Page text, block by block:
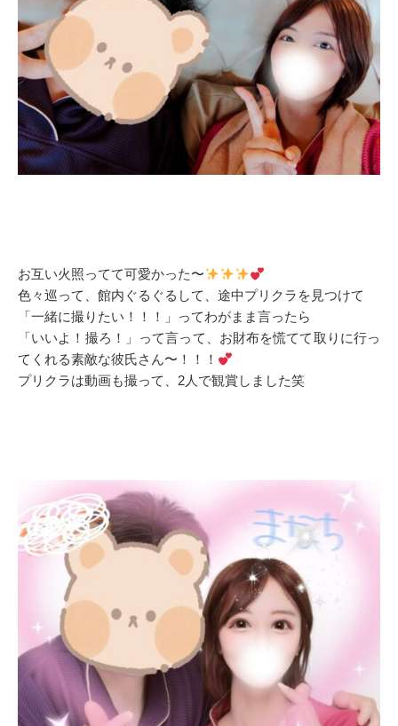
お互い火照ってて可愛かった〜
色々巡って、館内ぐるぐるして、途中プリクラを見つけて
「一緒に撮りたい！！！」ってわがまま言ったら
「いいよ！撮ろ！」って言って、お財布を慌てて取りに行っ
てくれる素敵な彼氏さん〜！！！
プリクラは動画も撮って、2人で観賞しました笑